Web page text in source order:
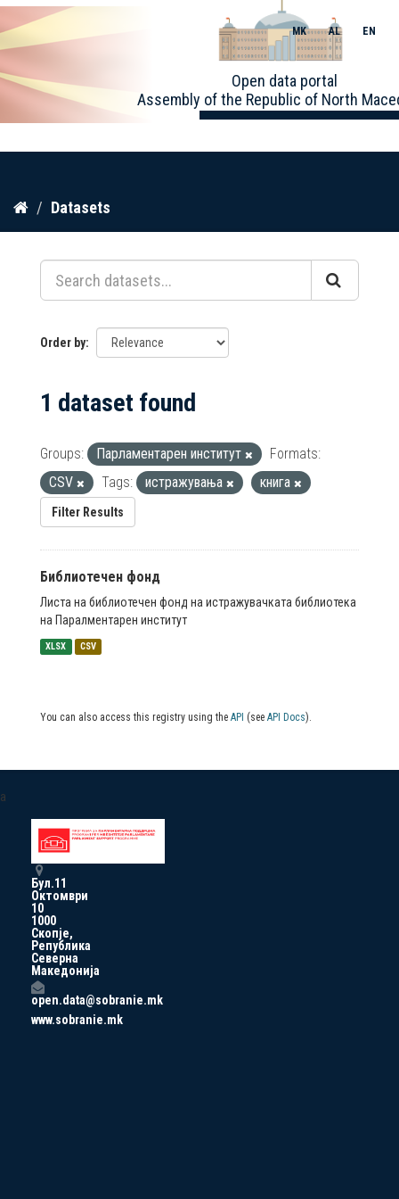
Skip
content
Open data portal
Assembly of the Republic of North
MK AL EN
Datasets
Order by
1 dataset found
Groups: Парламентарен институт
Formats:
CSV
Tags: истражувања книга
Filter Results
Библиотечен фонд
Листа на библиотечен фонд на истражувачката библиотека
на Паралментарен институт
XLSX CSV
You can also access this registry using the API (see API Docs).
a
Бул.11
Октомври
10
1000
Скопје,
Република
Северна
Македонија
open.data@sobranie.mk
www.sobranie.mk